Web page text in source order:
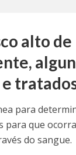
alto de
para
para que
do sangue.